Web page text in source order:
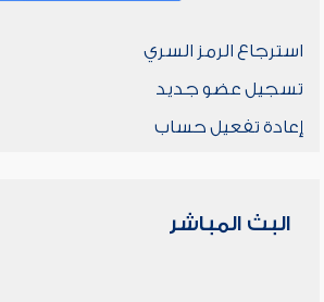
استرجاع الرمز السري
تسجيل عضو جديد
إعادة تفعيل حساب
البث المباشر